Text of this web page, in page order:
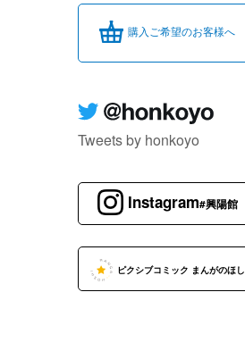
購入ご希望のお客様へ
Tweets by honkoyo
Instagram#興陽館
ピクシブコミック まんがのほし